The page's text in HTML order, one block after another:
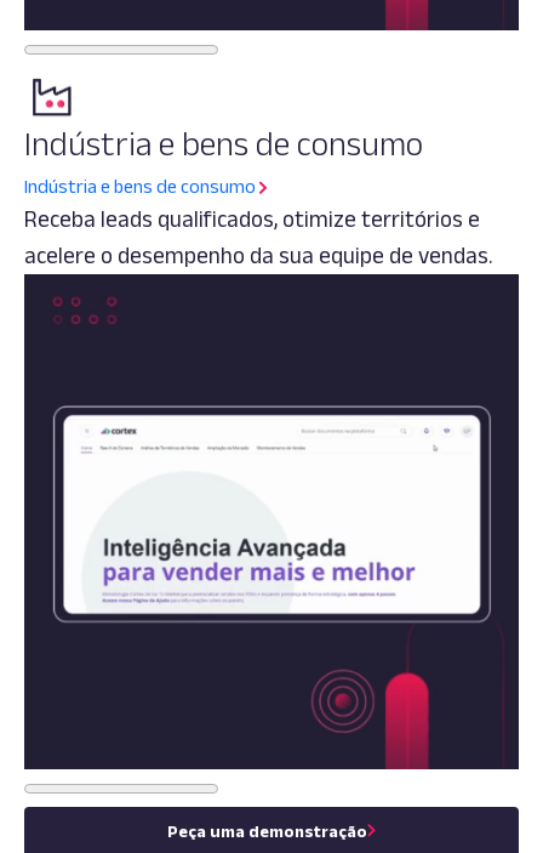
Indústria e bens de consumo
Indústria e bens de consumo
Receba leads qualificados, otimize territórios e
acelere o desempenho da sua equipe de vendas.
Peça uma demonstração